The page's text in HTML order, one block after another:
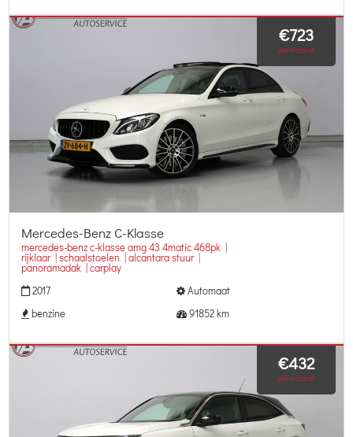
€723
per maand
Mercedes-Benz C-Klasse
mercedes-benz c-klasse amg 43 4matic 468pk |
rijklaar | schaalstoelen | alcantara stuur |
panoramadak | carplay
2017
Automaat
benzine
91852 km
€432
per maand